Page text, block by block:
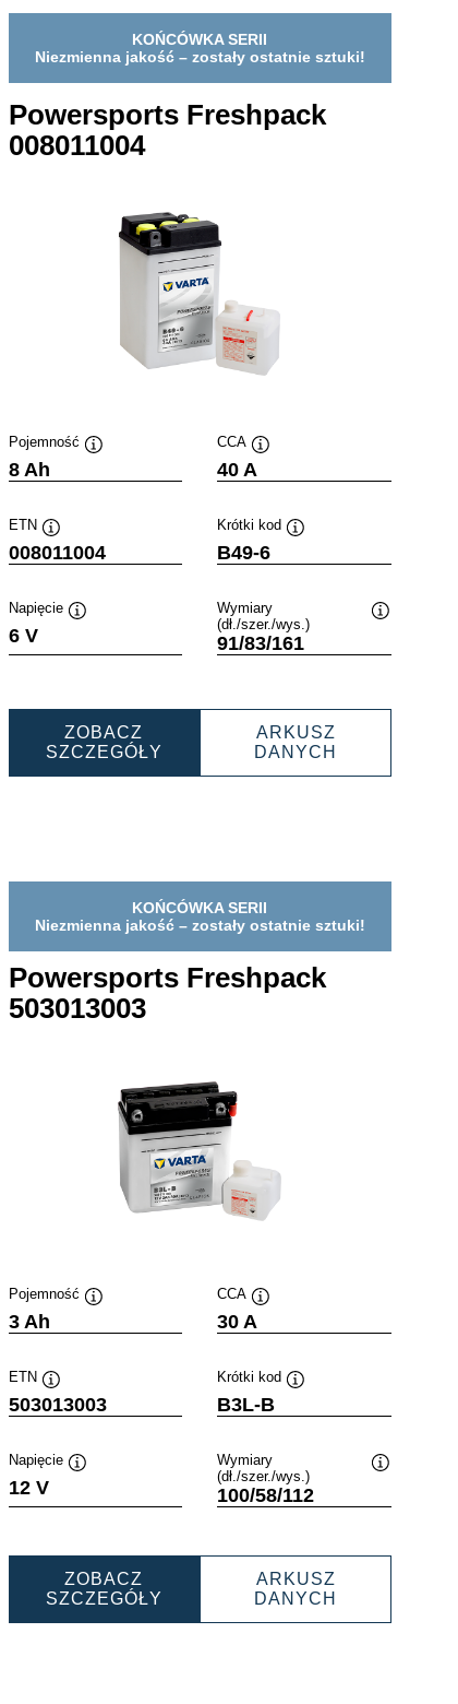
KOŃCÓWKA SERII
Niezmienna jakość – zostały ostatnie sztuki!
Powersports Freshpack
008011004
Pojemność
8 Ah
CCA
40 A
ETN
Podpowiedz
008011004
Krótki kod
B49-6
Napięcie
6 V
Wymiary
(dł./szer./wys.)
91/83/161
ZOBACZ
SZCZEGÓŁY POWERSPORTS
ARKUSZ
DANYCH
KOŃCÓWKA SERII
Niezmienna jakość – zostały ostatnie sztuki!
Powersports Freshpack
503013003
Pojemność
3 Ah
CCA
30 A
ETN
Podpowiedz
503013003
Krótki kod
B3L-B
Napięcie
12 V
Wymiary
(dł./szer./wys.)
100/58/112
ZOBACZ
SZCZEGÓŁY POWERSPORTS
FRESHPACK
ARKUSZ
DANYCH
FRESHPACK